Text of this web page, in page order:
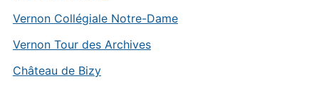
Vernon Collégiale Notre-Dame
Vernon Tour des Archives
Château de Bizy